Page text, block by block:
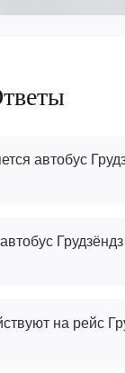
автобус
на рейс